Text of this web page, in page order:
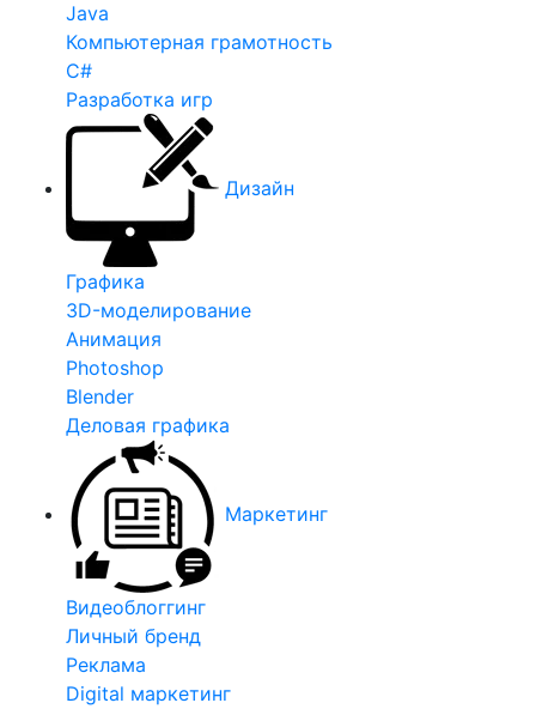
Java
Компьютерная грамотность
C#
Разработка игр
Дизайн
Графика
3D-моделирование
Анимация
Photoshop
Blender
Деловая графика
Маркетинг
Видеоблоггинг
Личный бренд
Реклама
Digital маркетинг